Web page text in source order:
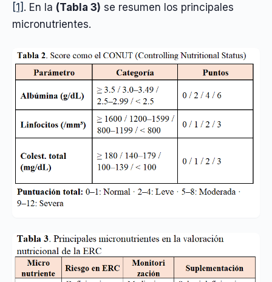
[1] . En la (Tabla 3) se resumen los principales
micronutrientes.